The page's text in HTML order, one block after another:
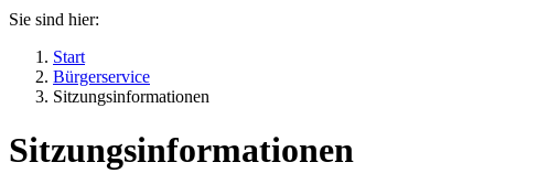
Sie sind hier:
Start
Bürgerservice
Sitzungsinformationen
Sitzungsinformationen